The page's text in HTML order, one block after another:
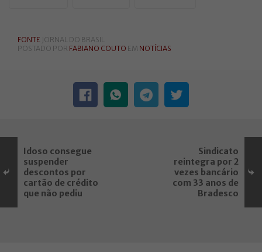
FONTE JORNAL DO BRASIL
POSTADO POR FABIANO COUTO EM NOTÍCIAS
Idoso consegue
suspender
descontos por
cartão de crédito
que não pediu
Sindicato
reintegra por 2
vezes bancário
com 33 anos de
Bradesco